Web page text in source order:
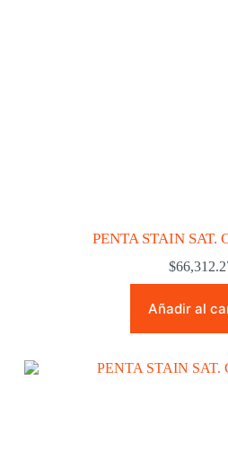
PENTA STAIN SAT.
$
Añadir al